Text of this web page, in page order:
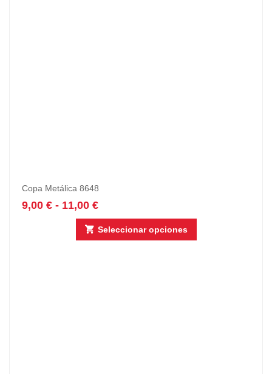
Copa Metálica 8648
9,00 € - 11,00 €
Seleccionar opciones